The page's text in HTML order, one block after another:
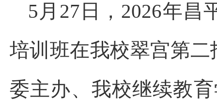
5月27日，2026年昌
培训班在我校翠宫第
委主办、我校继续教